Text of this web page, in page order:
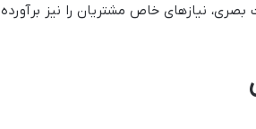
نیاز‌های خاص مشتریان را نیز